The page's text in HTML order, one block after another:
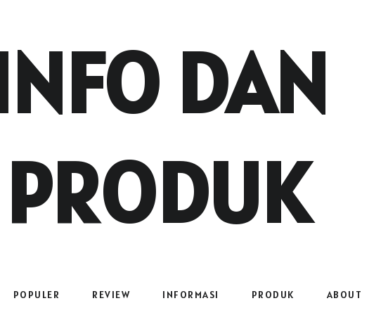
DAN
PRODUK
POPULER REVIEW INFORMASI PRODUK ABOUT